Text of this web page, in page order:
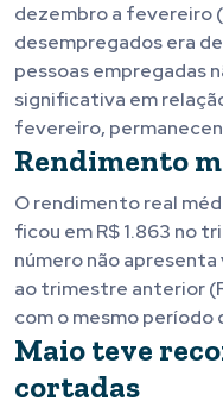
dezembro a fevereiro
desempregados era
pessoas empregadas
significativa em
fevereiro,
Rendimento
O rendimento real
ficou em R$ 1.863 no
número não
ao trimestre anterior
com o mesmo período
Maio teve
cortadas